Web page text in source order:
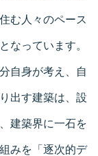
む人々のペース
なっています。
自身が考え、自
出す建築は、設
建築界に一石を
みを「逐次的デ